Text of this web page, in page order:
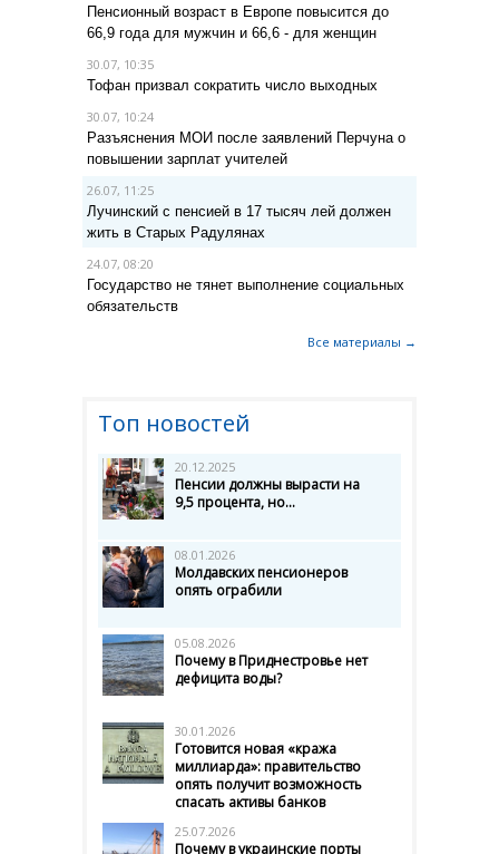
Пенсионный возраст в Европе повысится до
66,9 года для мужчин и 66,6 - для женщин
30.07, 10:35
Тофан призвал сократить число выходных
30.07, 10:24
Разъяснения МОИ после заявлений Перчуна о
повышении зарплат учителей
26.07, 11:25
Лучинский с пенсией в 17 тысяч лей должен
жить в Старых Радулянах
24.07, 08:20
Государство не тянет выполнение социальных
обязательств
Все материалы →
Топ новостей
20.12.2025
Пенсии должны вырасти на
9,5 процента, но...
08.01.2026
Молдавских пенсионеров
опять ограбили
05.08.2026
Почему в Приднестровье нет
дефицита воды?
30.01.2026
Готовится новая «кража
миллиарда»: правительство
опять получит возможность
спасать активы банков
25.07.2026
Почему в украинские порты